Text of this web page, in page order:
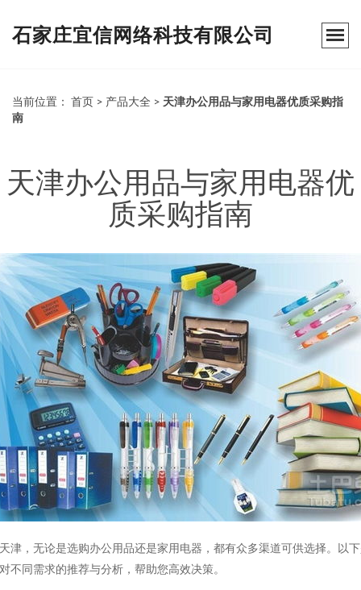
石家庄宜信网络科技有限公司
当前位置： 首页 > 产品大全 > 天津办公用品与家用电器优质采购指
南
天津办公用品与家用电器优
质采购指南
津，无论是选购办公用品还是家用电器，都有众多渠道可供选择。以
不同需求的推荐与分析，帮助您高效决策。